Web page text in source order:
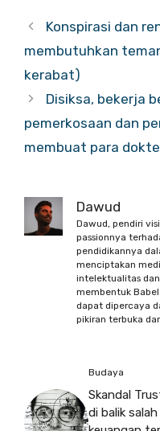
Konspirasi dan
membutuhkan
kerabat)
Disiksa, bekerja
pemerkosaan dan
membuat para
Dawud
Dawud, pendiri
passionnya
pendidikannya
menciptakan
intelektualitas
membentuk
dapat dipercaya
pikiran terbuka
Budaya
Skandal
di balik